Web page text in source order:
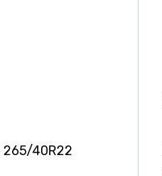
265/40R22